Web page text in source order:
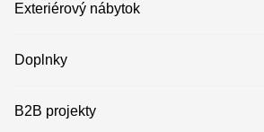
Exteriérový nábytok
Doplnky
B2B projekty